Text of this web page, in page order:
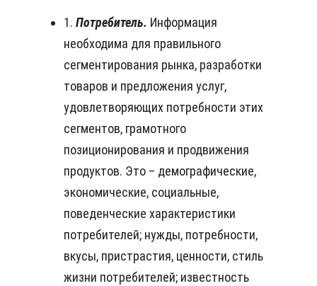
1. Потребитель. Информация
необходима для правильного
сегментирования рынка, разработки
товаров и предложения услуг,
удовлетворяющих потребности этих
сегментов, грамотного
позиционирования и продвижения
продуктов. Это – демографические,
экономические, социальные,
поведенческие характеристики
потребителей; нужды, потребности,
вкусы, пристрастия, ценности, стиль
жизни потребителей; известность